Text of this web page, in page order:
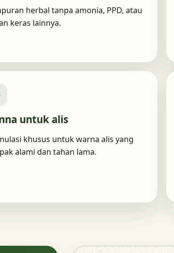
herbal tanpa amonia, PPD, atau
keras lainnya.
untuk alis
khusus untuk warna alis yang
alami dan tahan lama.